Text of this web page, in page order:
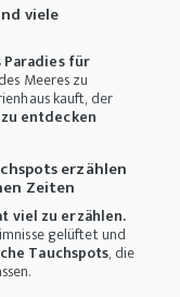
viele
für
Meeres zu
kauft, der
entdecken
erzählen
Zeiten
viel zu erzählen.
gelüftet und
Tauchspots, die